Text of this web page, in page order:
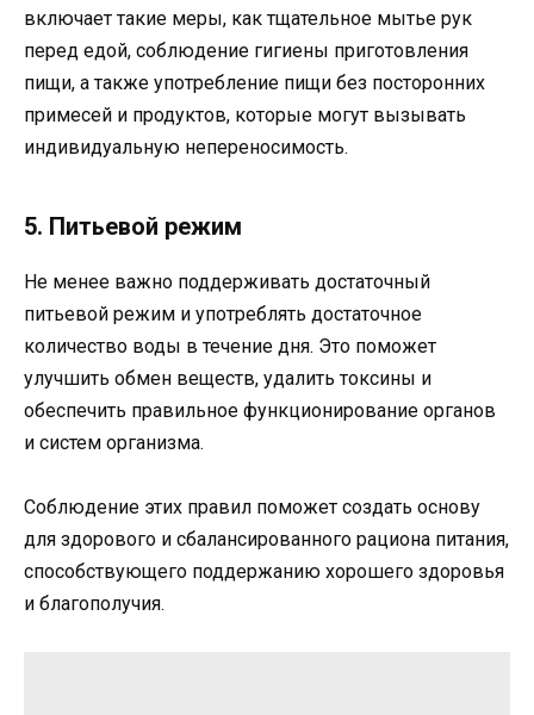
включает такие меры, как тщательное мытье рук
перед едой, соблюдение гигиены приготовления
пищи, а также употребление пищи без посторонних
примесей и продуктов, которые могут вызывать
индивидуальную непереносимость.
5. Питьевой режим
Не менее важно поддерживать достаточный
питьевой режим и употреблять достаточное
количество воды в течение дня. Это поможет
улучшить обмен веществ, удалить токсины и
обеспечить правильное функционирование органов
и систем организма.
Соблюдение этих правил поможет создать основу
для здорового и сбалансированного рациона питания,
способствующего поддержанию хорошего здоровья
и благополучия.